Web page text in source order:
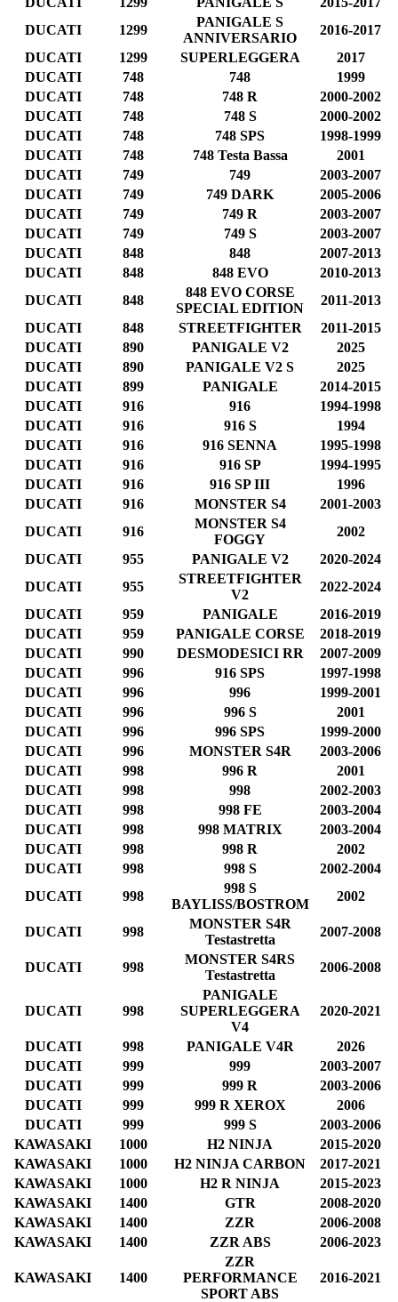
DUCATI
1299
PANIGALE S
ANNIVERSARIO
2016-2017
DUCATI
1299 SUPERLEGGERA
2017
DUCATI
748 748
1999
DUCATI
748 748 R
2000-2002
DUCATI
748 748 S
2000-2002
DUCATI
748 748 SPS
1998-1999
DUCATI
748 748 Testa Bassa
2001
DUCATI
749 749
2003-2007
DUCATI
749 749 DARK
2005-2006
DUCATI
749 749 R
2003-2007
DUCATI
749 749 S
2003-2007
DUCATI
848 848
2007-2013
DUCATI
848 848 EVO
2010-2013
DUCATI
848
848 EVO CORSE
SPECIAL EDITION
2011-2013
DUCATI
848 STREETFIGHTER
2011-2015
DUCATI
890 PANIGALE V2
2025
DUCATI
890 PANIGALE V2 S
2025
DUCATI
899 PANIGALE
2014-2015
DUCATI
916 916
1994-1998
DUCATI
916 916 S
1994
DUCATI
916 916 SENNA
1995-1998
DUCATI
916 916 SP
1994-1995
DUCATI
916 916 SP III
1996
DUCATI
916 MONSTER S4
2001-2003
DUCATI
916
MONSTER S4
FOGGY
2002
DUCATI
955 PANIGALE V2
2020-2024
DUCATI
955
STREETFIGHTER
V2
2022-2024
DUCATI
959 PANIGALE
2016-2019
DUCATI
959 PANIGALE CORSE
2018-2019
DUCATI
990 DESMODESICI RR
2007-2009
DUCATI
996 916 SPS
1997-1998
DUCATI
996 996
1999-2001
DUCATI
996 996 S
2001
DUCATI
996 996 SPS
1999-2000
DUCATI
996 MONSTER S4R
2003-2006
DUCATI
998 996 R
2001
DUCATI
998 998
2002-2003
DUCATI
998 998 FE
2003-2004
DUCATI
998 998 MATRIX
2003-2004
DUCATI
998 998 R
2002
DUCATI
998 998 S
2002-2004
DUCATI
998
998 S
BAYLISS/BOSTROM
2002
DUCATI 998
MONSTER S4R
Testastretta
2007-2008
DUCATI 998
MONSTER S4RS
Testastretta
2006-2008
DUCATI 998
PANIGALE
SUPERLEGGERA
V4
2020-2021
DUCATI 998 PANIGALE V4R
2026
DUCATI
999 999
2003-2007
DUCATI
999 999 R
2003-2006
DUCATI
999 999 R XEROX
2006
DUCATI
999 999 S
2003-2006
KAWASAKI
1000 H2 NINJA
2015-2020
KAWASAKI
1000 H2 NINJA CARBON
2017-2021
KAWASAKI
1000 H2 R NINJA
2015-2023
KAWASAKI
1400 GTR
2008-2020
KAWASAKI
1400 ZZR
2006-2008
KAWASAKI
1400 ZZR ABS 2006-2023
KAWASAKI 1400
ZZR
PERFORMANCE
SPORT ABS
2016-2021